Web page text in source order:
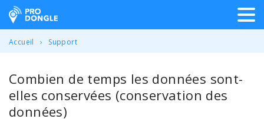
ProDongle Géolocalisation
Accueil Support
Combien de temps les données sont-
elles conservées (conservation des
données)